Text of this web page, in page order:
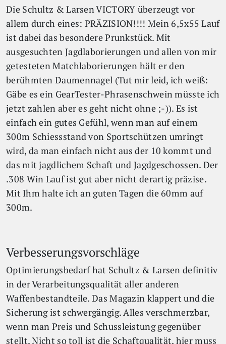
Die Schultz & Larsen VICTORY überzeugt vor
allem durch eines: PRÄZISION!!!! Mein 6,5x55 Lauf
ist dabei das besondere Prunkstück. Mit
ausgesuchten Jagdlaborierungen und allen von mir
getesteten Matchlaborierungen hält er den
berühmten Daumennagel (Tut mir leid, ich weiß:
Gäbe es ein GearTester-Phrasenschwein müsste ich
jetzt zahlen aber es geht nicht ohne ;-)). Es ist
einfach ein gutes Gefühl, wenn man auf einem
300m Schiessstand von Sportschützen umringt
wird, da man einfach nicht aus der 10 kommt und
das mit jagdlichem Schaft und Jagdgeschossen. Der
.308 Win Lauf ist gut aber nicht derartig präzise.
Mit Ihm halte ich an guten Tagen die 60mm auf
300m.
Verbesserungsvorschläge
Optimierungsbedarf hat Schultz & Larsen definitiv
in der Verarbeitungsqualität aller anderen
Waffenbestandteile. Das Magazin klappert und die
Sicherung ist schwergängig. Alles verschmerzbar,
wenn man Preis und Schussleistung gegenüber
stellt. Nicht so toll ist die Schaftqualität, hier muss